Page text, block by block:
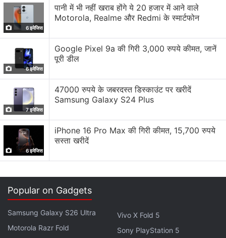
रिसर्च में भारत की वैज्ञानिक और तकनीकी क्षमताएं बढ़ेंगी। आगामी वर्षों में
ISRO की कुछ बहुत महत्वपूर्ण मिशंस को लॉन्च करने की तैयारी है।
इनमें Gaganyaan मिशन भी शामिल है। इस मिशन में एस्ट्रोनॉट्स
को लो-अर्थ ऑर्बिट में भेजा जाएगा। गगनयान मिशन को अगले वर्ष लॉन्च
करने की तैयारी है। ISRO को अंतरिक्ष में 'भारतीय अंतरिक्ष स्टेशन'
बनाने की भी जिम्मेदारी दी गई है। हाल ही में ISRO ने अपना 100वां
मिशन लॉन्च किया था। इस मिशन में आंध्र प्रदेश के Sriharikota के
स्पेसपोर्ट से नेविगेशन सैटेलाइट एक GSLV रॉकेट से लॉन्च हुआ था।
यह भारतीय उपमहाद्वीप में यूजर्स को सटीक पोजिशन, वेलोसिटी और
टाइमिंग उपलब्ध कराने के लिए नेविगेशन विद द इंडियन कॉन्स्टेलेशन
(NavIC) सीरीज में दूसरा सैटेलाइट है।
एक्सक्लूसिव ऑफर के लिए गैजेट्स 360
हमेंगूगल समाचारपर फॉलो करें।
Space Mission Technology, ISRO,Exploration
Government, Gaganyaan ,Rocket,NASA, Testing
6 इमेजिस
पानी में भी नहीं खराब होंगे ये 20 हजार में आने वाले
Motorola, Realme और Redmi के स्मार्टफोन
6 इमेजिस
Google Pixel 9a की गिरी 3,000 रुपये कीमत, जानें
पूरी डील
7 इमेजिस
47000 रुपये के जबरदस्त डिस्काउंट पर खरीदें
Samsung Galaxy S24 Plus
6 इमेजिस
iPhone 16 Pro Max की गिरी कीमत, 15,700 रुपये
सस्ता खरीदें
Popular on Gadgets
Samsung Galaxy S26 Ultra
Motorola Razr Fold
Vivo X Fold 5
Sony PlayStation 5